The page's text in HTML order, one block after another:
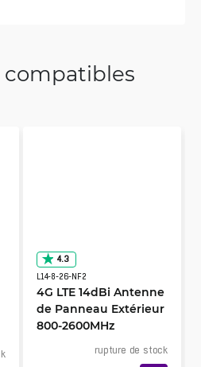
compatibles
4.3
L14-8-26-NF2
4G LTE 14dBi Antenne
de Panneau Extérieur
800-2600MHz
rupture de stock